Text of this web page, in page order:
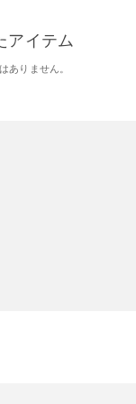
アイテム
ありません。